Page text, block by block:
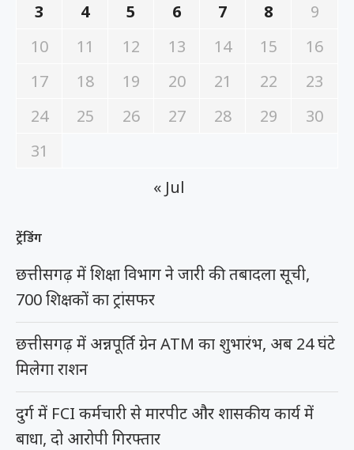
3
4 5 6 7 8
9
10
11 12 13 14 15
16
17
18 19 20 21 22
23
24
25 26 27 28 29
30
31
« Jul
ट्रेंडिंग
छत्तीसगढ़ में शिक्षा विभाग ने जारी की तबादला सूची,
700 शिक्षकों का ट्रांसफर
छत्तीसगढ़ में अन्नपूर्ति ग्रेन ATM का शुभारंभ, अब 24 घंटे
मिलेगा राशन
दुर्ग में FCI कर्मचारी से मारपीट और शासकीय कार्य में
बाधा, दो आरोपी गिरफ्तार